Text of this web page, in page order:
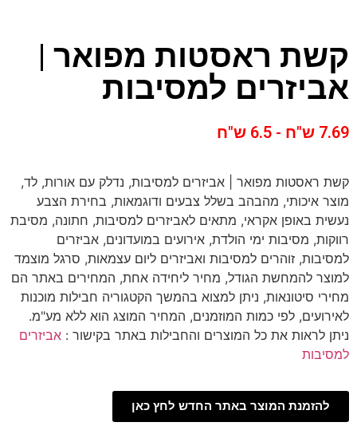
קשת ראסטות מפואר |
אביזרים למסיבות
7.69 ש"ח - 6.5 ש"ח
קשת ראסטות מפואר | אביזרים למסיבות, נדלק עם אורות, לד,
מוצר איכותי, מהבהב בשלל צבעים ודוגמאות, בחירת הצבע
נעשית באופן אקראי, מתאים לאביזרים למסיבות, חתונה, מסיבת
רווקות, מסיבות ימי הולדת, אירועים במועדונים, אביזרים
למסיבות, זוהרים למסיבות ואביזרים ליום עצמאות, סרגל מוצמד
למוצר להמחשת הגודל, מחיר ליחידה אחת, המחירים באתר הם
מחירי סיטונאות, ניתן למצוא בהמשך הקטגוריה חבילות מוכנות
לאירועים, לפי כמות המוזמנים, המחיר המוצג הוא ללא מע"מ.
ניתן לראות את כל המוצרים והחבילות באתר בקישור : אביזרים
למסיבות
להזמנת המוצר באתר החדש לחץ כאן